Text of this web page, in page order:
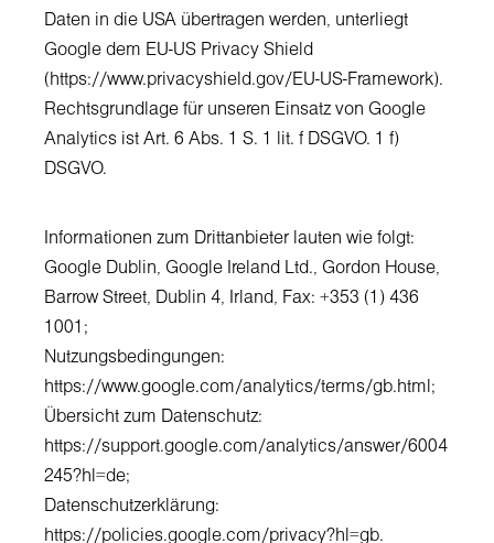
Daten in die USA übertragen werden, unterliegt
Google dem EU-US Privacy Shield
(https://www.privacyshield.gov/EU-US-Framework).
Rechtsgrundlage für unseren Einsatz von Google
Analytics ist Art. 6 Abs. 1 S. 1 lit. f DSGVO. 1 f)
DSGVO.
Informationen zum Drittanbieter lauten wie folgt:
Google Dublin, Google Ireland Ltd., Gordon House,
Barrow Street, Dublin 4, Irland, Fax: +353 (1) 436
1001;
Nutzungsbedingungen:
https://www.google.com/analytics/terms/gb.html ;
Übersicht zum Datenschutz:
https://support.google.com/analytics/answer/6004
245?hl=de;
Datenschutzerklärung:
https://policies.google.com/privacy?hl=gb.